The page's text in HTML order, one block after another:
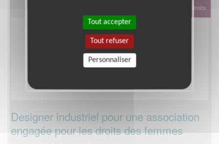
Défense Des Droits
Designer industriel pour une association
engagée pour les droits des femmes
Tout accepter
Tout refuser
Personnaliser